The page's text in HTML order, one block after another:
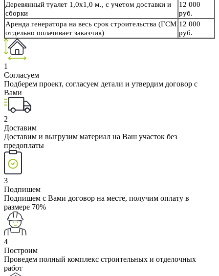
Деревянный туалет 1,0х1,0 м., с учетом доставки и
сборки
12 000
руб.
Аренда генератора на весь срок строительства (ГСМ
отдельно оплачивает заказчик)
12 000
руб.
1
Согласуем
Подберем проект, согласуем детали и утвердим договор с
Вами
2
Доставим
Доставим и выгрузим материал на Ваш участок без
предоплаты
3
Подпишем
Подпишем с Вами договор на месте, получим оплату в
размере 70%
4
Построим
Проведем полный комплекс строительных и отделочных
работ